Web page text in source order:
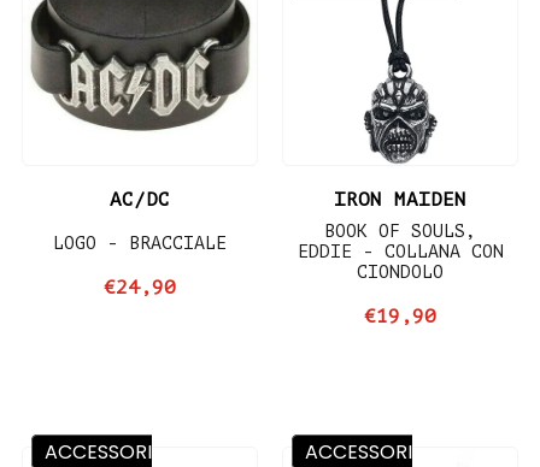
AC/DC
LOGO - BRACCIALE
€24,90
IRON MAIDEN
BOOK OF SOULS,
EDDIE - COLLANA CON
CIONDOLO
€19,90
ACCESSORI
ACCESSORI